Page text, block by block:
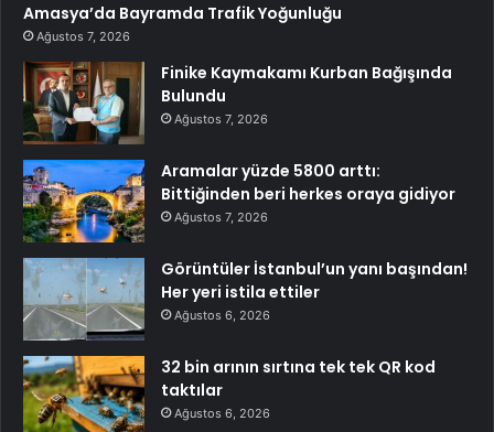
Amasya’da Bayramda Trafik Yoğunluğu
Ağustos 7, 2026
Finike Kaymakamı Kurban Bağışında
Bulundu
Ağustos 7, 2026
Aramalar yüzde 5800 arttı:
Bittiğinden beri herkes oraya gidiyor
Ağustos 7, 2026
Görüntüler İstanbul’un yanı başından!
Her yeri istila ettiler
Ağustos 6, 2026
32 bin arının sırtına tek tek QR kod
taktılar
Ağustos 6, 2026